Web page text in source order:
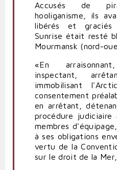
Accusés de
hooliganisme, ils
libérés et
Sunrise était resté
Mourmansk (nord-
«En
inspectant,
immobilisant
consentement
en arrêtant,
procédure
membres
à ses obligations
vertu de la
sur le droit de la Mer,